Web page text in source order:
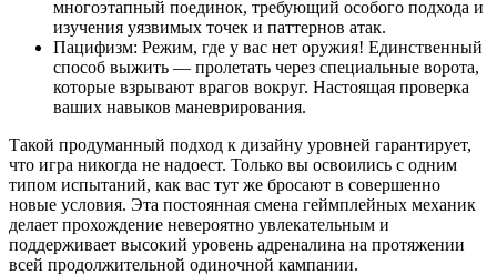
многоэтапный поединок, требующий особого подхода и
изучения уязвимых точек и паттернов атак.
Пацифизм: Режим, где у вас нет оружия! Единственный
способ выжить — пролетать через специальные ворота,
которые взрывают врагов вокруг. Настоящая проверка
ваших навыков маневрирования.
Такой продуманный подход к дизайну уровней гарантирует,
что игра никогда не надоест. Только вы освоились с одним
типом испытаний, как вас тут же бросают в совершенно
новые условия. Эта постоянная смена геймплейных механик
делает прохождение невероятно увлекательным и
поддерживает высокий уровень адреналина на протяжении
всей продолжительной одиночной кампании.